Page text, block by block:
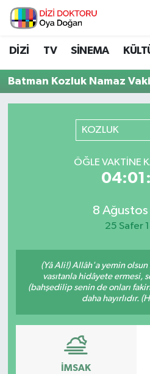
DİZİ TV SİNEMA
Batman Kozluk Namaz
KOZLUK
ÖĞLE VAKTINE
8
25 Safer
(Yâ Ali!) Allâh'a yemin
vasıtanla hidâyete ermesi,
(bahşedilip senin de onları
daha hayırlıdır.
İMSAK
İstanbul Nöbetçi
İstanbul Hava Durumu
İstanbul Trafik
Süper Lig Puan Durumu
Haber Arşivi